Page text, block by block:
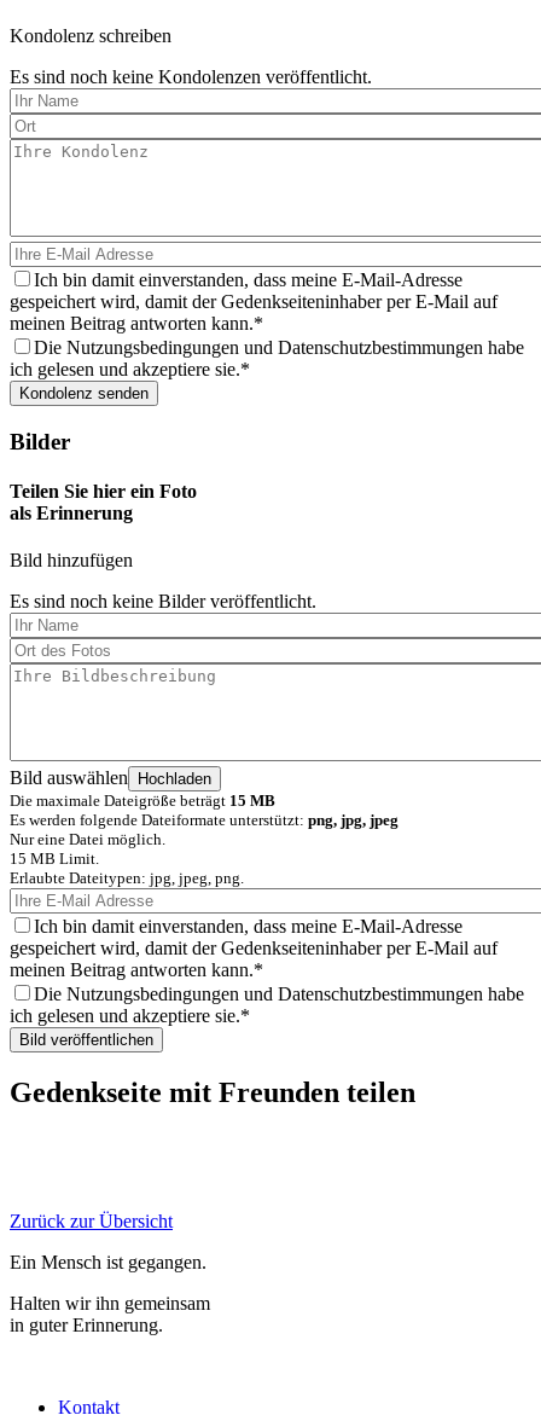
Kondolenz schreiben
Es sind noch keine Kondolenzen veröffentlicht.
Ich bin damit einverstanden, dass meine E-Mail-Adresse
gespeichert wird, damit der Gedenkseiteninhaber per E-Mail auf
meinen Beitrag antworten kann.
Die Nutzungsbedingungen und Datenschutzbestimmungen habe
ich gelesen und akzeptiere sie.
Bilder
Teilen Sie hier ein Foto
als Erinnerung
Bild hinzufügen
Es sind noch keine Bilder veröffentlicht.
Bild auswählen
Die maximale Dateigröße beträgt 15 MB
Es werden folgende Dateiformate unterstützt: png, jpg, jpeg
Nur eine Datei möglich.
15 MB Limit.
Erlaubte Dateitypen: jpg, jpeg, png.
Ich bin damit einverstanden, dass meine E-Mail-Adresse
gespeichert wird, damit der Gedenkseiteninhaber per E-Mail auf
meinen Beitrag antworten kann.
Die Nutzungsbedingungen und Datenschutzbestimmungen habe
ich gelesen und akzeptiere sie.
Gedenkseite mit Freunden teilen
Zurück zur Übersicht
Ein Mensch ist gegangen.
Halten wir ihn gemeinsam
in guter Erinnerung.
Kontakt